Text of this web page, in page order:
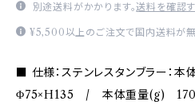
別途送料がかかります。送料を確認
¥5,500以上のご注文で国内送料が無
■ 仕様：ステンレスタンブラー：
Φ75×H135 / 本体重量(g)